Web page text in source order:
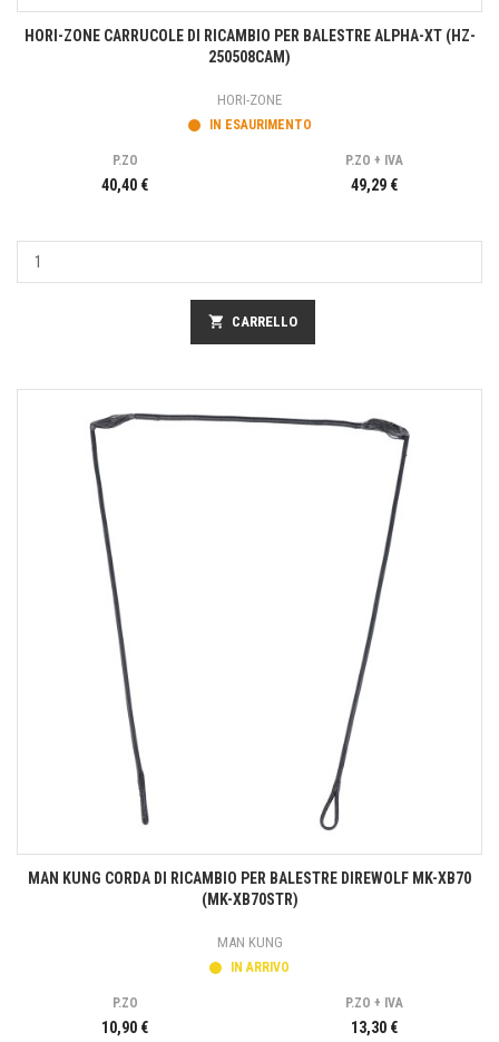
HORI-ZONE CARRUCOLE DI RICAMBIO PER BALESTRE ALPHA-XT (HZ-
250508CAM)
HORI-ZONE
IN ESAURIMENTO
P.ZO
40,40 €
P.ZO + IVA
49,29 €
shopping_cart CARRELLO
MAN KUNG CORDA DI RICAMBIO PER BALESTRE DIREWOLF MK-XB70
(MK-XB70STR)
MAN KUNG
IN ARRIVO
P.ZO
10,90 €
P.ZO + IVA
13,30 €